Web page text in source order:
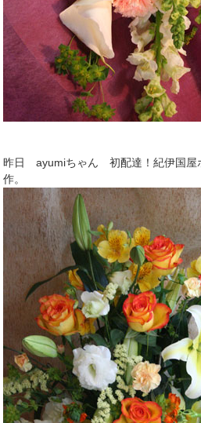
昨日 ayumiちゃん 初配達！紀伊国屋
作。